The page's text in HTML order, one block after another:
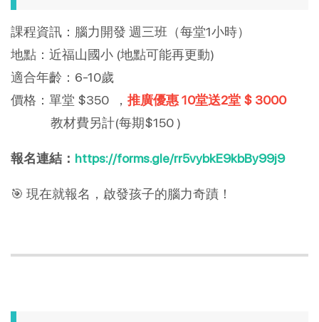
課程資訊：腦力開發 週三班（每堂1小時）
地點：近福山國小 (地點可能再更動)
適合年齡：6-10歲
價格：單堂 $350 ， 推廣優惠 10堂送2堂 $ 3000
教材費另計(每期$150 )
報名連結： https://forms.gle/rr5vybkE9kbBy99j9
🎯 現在就報名，啟發孩子的腦力奇蹟！